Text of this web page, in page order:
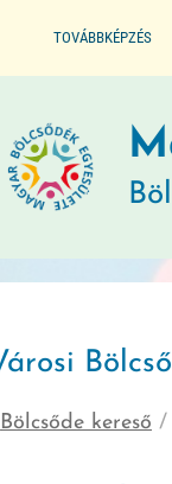
TOVÁBBKÉPZÉS
Bölcsőde kereső /